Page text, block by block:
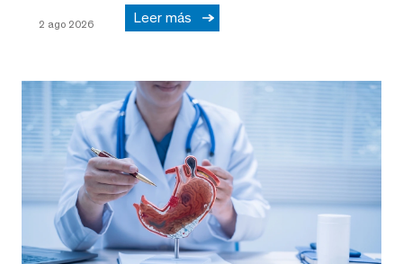
2 ago 2026 Leer más